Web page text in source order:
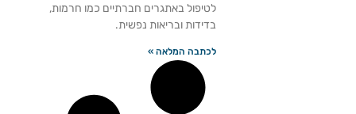
לטיפול באתגרים חברתיים כמו חרמות,
בדידות ובריאות נפשית.
לכתבה המלאה »